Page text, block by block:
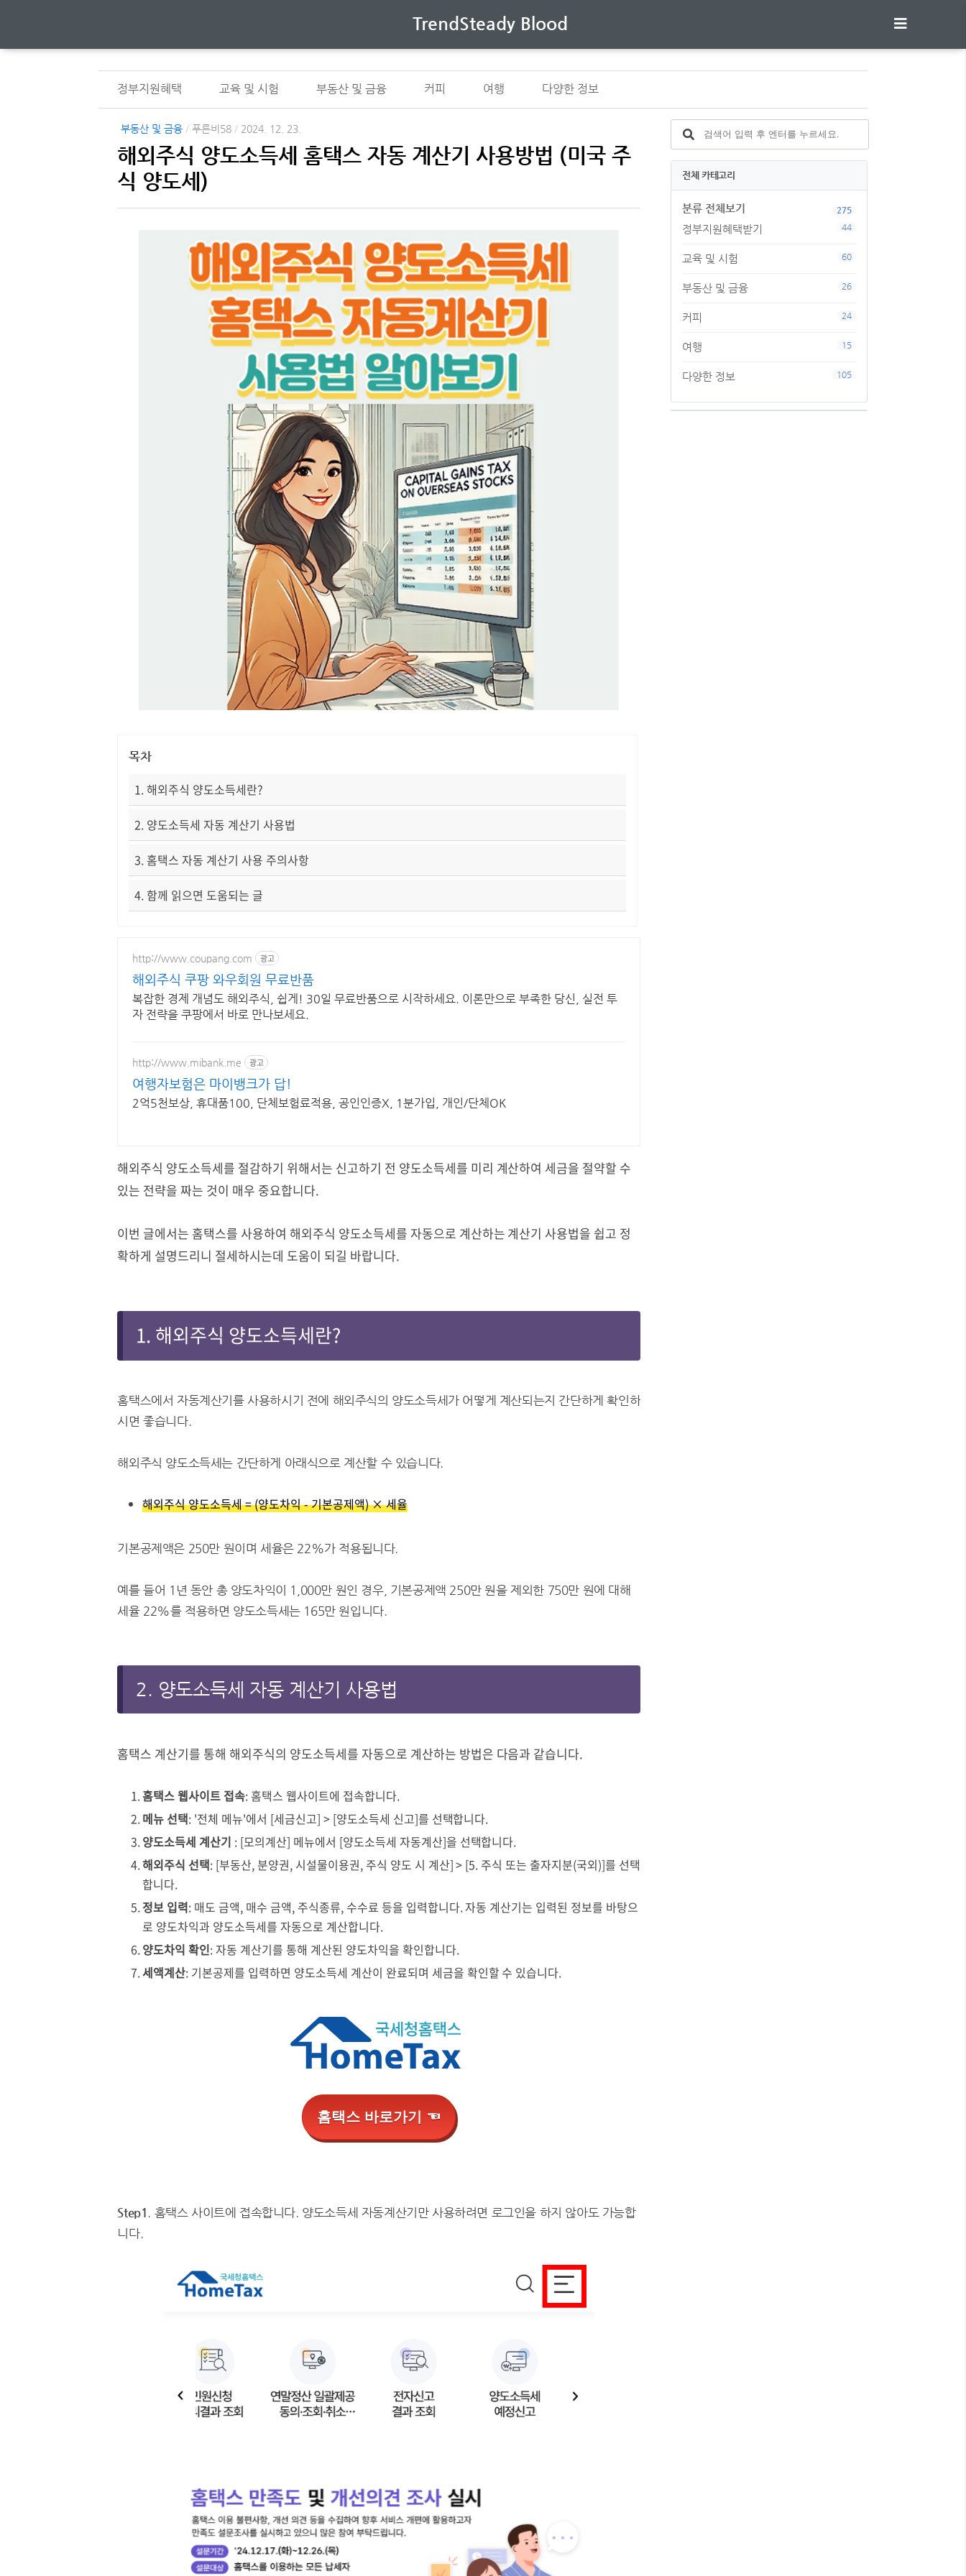
TrendSteady Blood
정부지원혜택 교육 및 시험 부동산 및 금융 커피 여행 다양한 정보
부동산 및 금융 /푸른비58 / 2024. 12. 23.
해외주식 양도소득세 홈택스 자동 계산기 사용방법 (미국 주
식 양도세)
목차
1. 해외주식 양도소득세란?
2. 양도소득세 자동 계산기 사용법
3. 홈택스 자동 계산기 사용 주의사항
4. 함께 읽으면 도움되는 글
http://www.coupang.com 광고
해외주식 쿠팡 와우회원 무료반품
복잡한 경제 개념도 해외주식, 쉽게! 30일 무료반품으로 시작하세요. 이론만으로 부족한 당신, 실전 투
자 전략을 쿠팡에서 바로 만나보세요.
http://www.mibank.me 광고
여행자보험은 마이뱅크가 답!
2억5천보상, 휴대품100, 단체보험료적용, 공인인증X, 1분가입, 개인/단체OK
해외주식 양도소득세를 절감하기 위해서는 신고하기 전 양도소득세를 미리 계산하여 세금을 절약할 수
있는 전략을 짜는 것이 매우 중요합니다.
이번 글에서는 홈택스를 사용하여 해외주식 양도소득세를 자동으로 계산하는 계산기 사용법을 쉽고 정
확하게 설명드리니 절세하시는데 도움이 되길 바랍니다.
1. 해외주식 양도소득세란?
홈택스에서 자동계산기를 사용하시기 전에 해외주식의 양도소득세가 어떻게 계산되는지 간단하게 확인하
시면 좋습니다.
해외주식 양도소득세는 간단하게 아래식으로 계산할 수 있습니다.
해외주식 양도소득세 = (양도차익 - 기본공제액) × 세율
기본공제액은 250만 원이며 세율은 22%가 적용됩니다.
예를 들어 1년 동안 총 양도차익이 1,000만 원인 경우, 기본공제액 250만 원을 제외한 750만 원에 대해
세율 22%를 적용하면 양도소득세는 165만 원입니다.
2. 양도소득세 자동 계산기 사용법
홈택스 계산기를 통해 해외주식의 양도소득세를 자동으로 계산하는 방법은 다음과 같습니다.
홈택스 웹사이트 접속: 홈택스 웹사이트에 접속합니다.
메뉴 선택: '전체 메뉴'에서 [세금신고] > [양도소득세 신고]를 선택합니다.
양도소득세 계산기 : [모의계산] 메뉴에서 [양도소득세 자동계산]을 선택합니다.
해외주식 선택: [부동산, 분양권, 시설물이용권, 주식 양도 시 계산] > [5. 주식 또는 출자지분(국외)]를 선택
합니다.
정보 입력: 매도 금액, 매수 금액, 주식종류, 수수료 등을 입력합니다. 자동 계산기는 입력된 정보를 바탕으
로 양도차익과 양도소득세를 자동으로 계산합니다.
양도차익 확인: 자동 계산기를 통해 계산된 양도차익을 확인합니다.
세액계산: 기본공제를 입력하면 양도소득세 계산이 완료되며 세금을 확인할 수 있습니다.
홈택스 바로가기 ☜
Step1 . 홈택스 사이트에 접속합니다. 양도소득세 자동계산기만 사용하려면 로그인을 하지 않아도 가능합
니다.
전체 카테고리
분류 전체보기 275
정부지원혜택받기 44
교육 및 시험 60
부동산 및 금융 26
커피 24
여행 15
다양한 정보 105